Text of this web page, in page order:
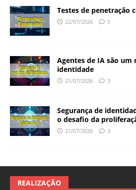
Testes de penetração
22/07/2026 5
Agentes de IA são um
identidade
21/07/2026 3
Segurança de
o desafio da
21/07/2026 3
REALIZAÇÃO